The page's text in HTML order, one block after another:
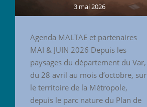
3 mai 2026
Agenda MALTAE et partenaires
MAI & JUIN 2026 Depuis les
paysages du département du Var,
du 28 avril au mois d’octobre, sur
le territoire de la Métropole,
depuis le parc nature du Plan de